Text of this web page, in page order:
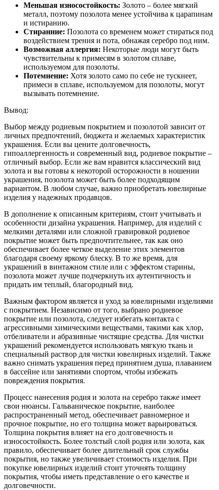
Меньшая износостойкость: Золото – более мягкий
металл, поэтому позолота менее устойчива к царапинам
и истиранию.
Стиранние: Позолота со временем может стираться под
воздействием трения и пота, обнажая серебро под ним.
Возможная аллергия: Некоторые люди могут быть
чувствительны к примесям в золотом сплаве,
используемом для позолоты.
Потемнение: Хотя золото само по себе не тускнеет,
примеси в сплаве, используемом для позолоты, могут
вызывать потемнение.
Вывод:
Выбор между родиевым покрытием и позолотой зависит от
личных предпочтений, бюджета и желаемых характеристик
украшения. Если вы цените долговечность,
гипоаллергенность и современный вид, родиевое покрытие –
отличный выбор. Если же вам нравится классический вид
золота и вы готовы к некоторой осторожности в ношении
украшения, позолота может быть более подходящим
вариантом. В любом случае, важно приобретать ювелирные
изделия у надежных продавцов.
В дополнение к описанным критериям, стоит учитывать и
особенности дизайна украшения. Например, для изделий с
мелкими деталями или сложной гравировкой родиевое
покрытие может быть предпочтительнее, так как оно
обеспечивает более четкое выделение этих элементов
благодаря своему яркому блеску. В то же время, для
украшений в винтажном стиле или с эффектом старины,
позолота может лучше подчеркнуть их аутентичность и
придать им теплый, благородный вид.
Важным фактором является и уход за ювелирными изделиями
с покрытием. Независимо от того, выбрано родиевое
покрытие или позолота, следует избегать контакта с
агрессивными химическими веществами, такими как хлор,
отбеливатели и абразивные чистящие средства. Для чистки
украшений рекомендуется использовать мягкую ткань и
специальный раствор для чистки ювелирных изделий. Также
важно снимать украшения перед принятием душа, плаванием
в бассейне или занятиями спортом, чтобы избежать
повреждения покрытия.
Процесс нанесения родия и золота на серебро также имеет
свои нюансы. Гальваническое покрытие, наиболее
распространенный метод, обеспечивает равномерное и
прочное покрытие, но его толщина может варьироваться.
Толщина покрытия влияет на его долговечность и
износостойкость. Более толстый слой родия или золота, как
правило, обеспечивает более длительный срок службы
покрытия, но также увеличивает стоимость изделия. При
покупке ювелирных изделий стоит уточнять толщину
покрытия, чтобы иметь представление о его качестве и
долговечности.